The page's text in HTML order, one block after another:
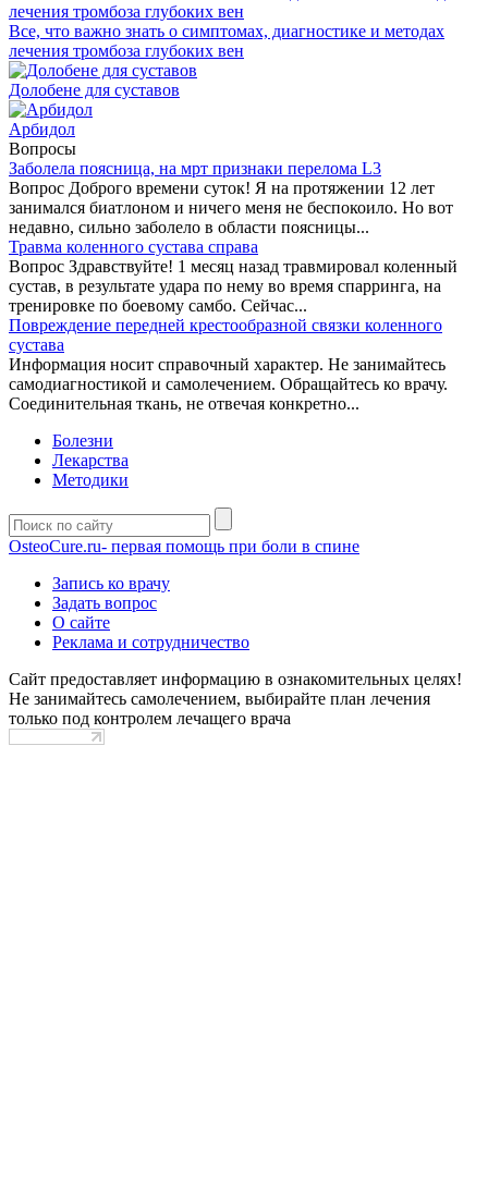
Все, что важно знать о симптомах, диагностике и методах
лечения тромбоза глубоких вен
Долобене для суставов
Арбидол
Вопросы
Заболела поясница, на мрт признаки перелома L3
Вопрос Доброго времени суток! Я на протяжении 12 лет
занимался биатлоном и ничего меня не беспокоило. Но вот
недавно, сильно заболело в области поясницы...
Травма коленного сустава справа
Вопрос Здравствуйте! 1 месяц назад травмировал коленный
сустав, в результате удара по нему во время спарринга, на
тренировке по боевому самбо. Сейчас...
Повреждение передней крестообразной связки коленного
сустава
Информация носит справочный характер. Не занимайтесь
самодиагностикой и самолечением. Обращайтесь ко врачу.
Соединительная ткань, не отвечая конкретно...
Болезни
Лекарства
Методики
OsteoCure.ru- первая помощь при боли в спине
Запись ко врачу
Задать вопрос
О сайте
Реклама и сотрудничество
Сайт предоставляет информацию в ознакомительных целях!
Не занимайтесь самолечением, выбирайте план лечения
только под контролем лечащего врача